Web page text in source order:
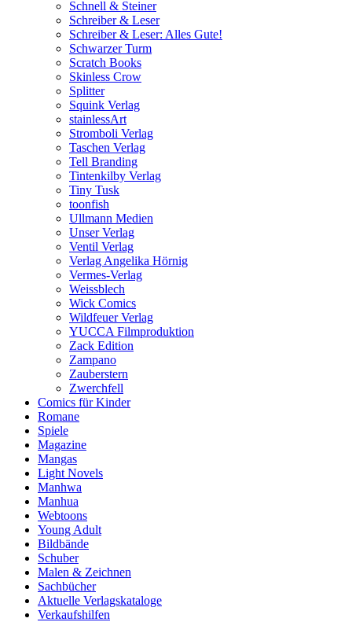
Schnell & Steiner
Schreiber & Leser
Schreiber & Leser: Alles Gute!
Schwarzer Turm
Scratch Books
Skinless Crow
Splitter
Squink Verlag
stainlessArt
Stromboli Verlag
Taschen Verlag
Tell Branding
Tintenkilby Verlag
Tiny Tusk
toonfish
Ullmann Medien
Unser Verlag
Ventil Verlag
Verlag Angelika Hörnig
Vermes-Verlag
Weissblech
Wick Comics
Wildfeuer Verlag
YUCCA Filmproduktion
Zack Edition
Zampano
Zauberstern
Zwerchfell
Comics für Kinder
Romane
Spiele
Magazine
Mangas
Light Novels
Manhwa
Manhua
Webtoons
Young Adult
Bildbände
Schuber
Malen & Zeichnen
Sachbücher
Aktuelle Verlagskataloge
Verkaufshilfen